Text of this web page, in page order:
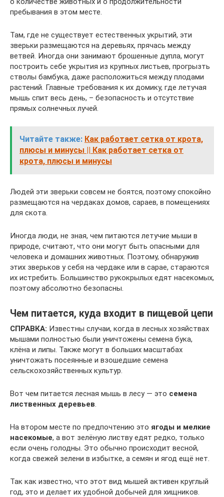
пребывания в этом месте.
Там, где не существует естественных укрытий, эти
зверьки размещаются на деревьях, прячась между
ветвей. Иногда они занимают брошенные дупла, могут
построить себе укрытия из крупных листьев, прогрызть
стволы бамбука, даже расположиться между плодами
растений. Главные требования к их домику, где летучая
мышь спит весь день, – безопасность и отсутствие
прямых солнечных лучей.
Читайте также: Как работает сетка от крота,
плюсы и минусы || Как работает сетка от
крота, плюсы и минусы
Людей эти зверьки совсем не боятся, поэтому спокойно
размещаются на чердаках домов, сараев, в помещениях
для скота.
Иногда люди, не зная, чем питаются летучие мыши в
природе, считают, что они могут быть опасными для
человека и домашних животных. Поэтому, обнаружив
этих зверьков у себя на чердаке или в сарае, стараются
их истребить. Большинство рукокрылых едят насекомых,
поэтому абсолютно безопасны.
Чем питается, куда входит в пищевой цепи
СПРАВКА: Известны случаи, когда в лесных хозяйствах
мышами полностью были уничтожены семена бука,
клёна и липы. Также могут в больших масштабах
уничтожать посеянные и взошедшие семена
сельскохозяйственных культур.
Вот чем питается лесная мышь в лесу — это семена
лиственных деревьев.
На втором месте по предпочтению это ягоды и мелкие
насекомые, а вот зелёную листву едят редко, только
если очень голодны. Это обычно происходит весной,
когда свежей зелени в избытке, а семян и ягод ещё нет.
Так как известно, что этот вид мышей активен круглый
год, это и делает их удобной добычей для хищников.